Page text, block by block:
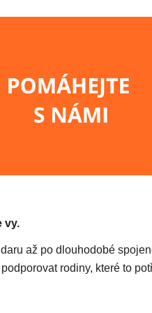
vy.
až po dlouhodobé
rodiny, které to